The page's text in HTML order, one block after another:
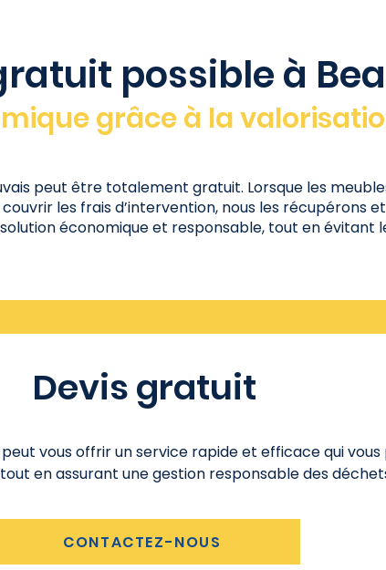
possible à
grâce à la
peut être totalement gratuit. Lorsque les
les frais d’intervention, nous les récupérons
économique et responsable, tout en évitant
Devis gratuit
vous offrir un service rapide et efficace qui
en assurant une gestion responsable des
CONTACTEZ-NOUS